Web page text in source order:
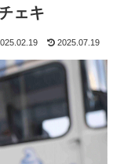
ェキ
2025.07.19